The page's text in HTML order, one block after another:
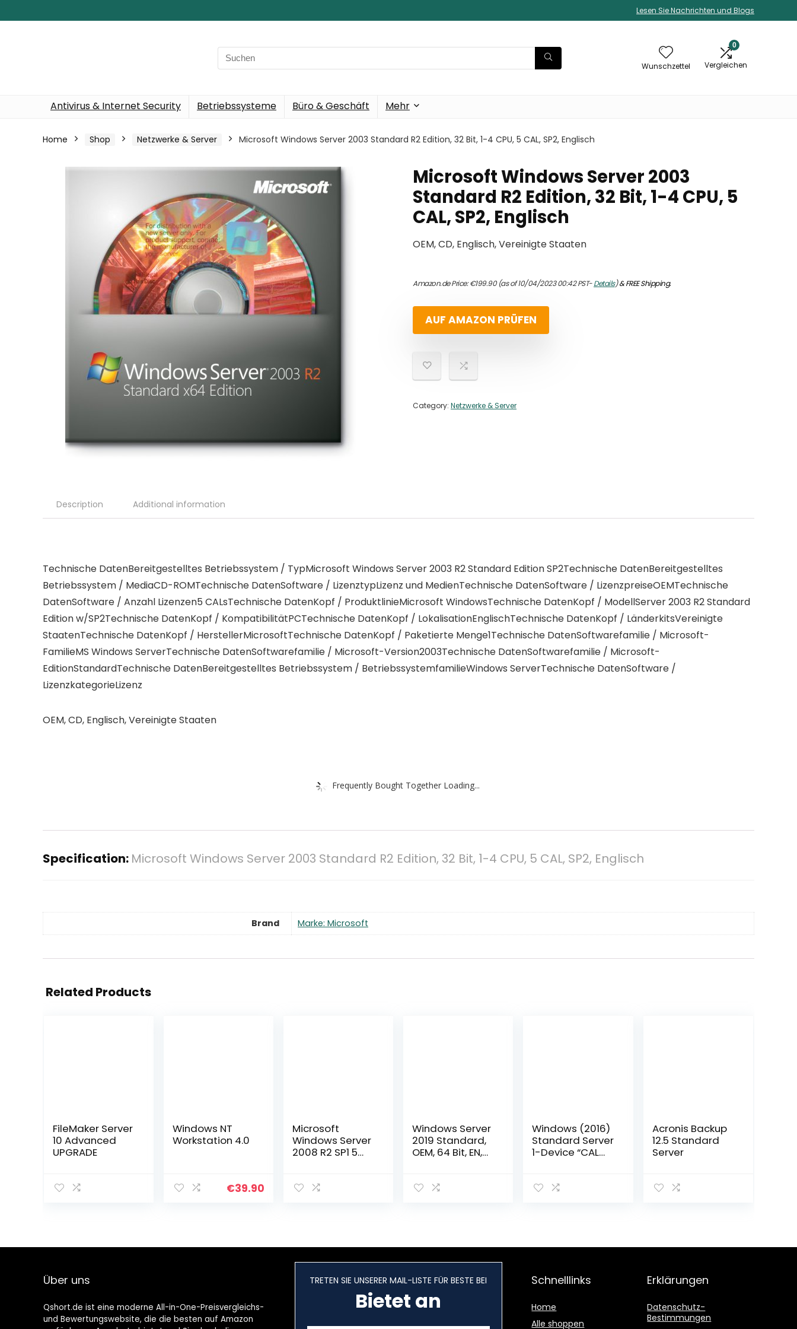
Lesen Sie Nachrichten und Blogs
Search
for:
Wunschzettel
0
Vergleichen
Antivirus & Internet Security Betriebssysteme Büro & Geschäft Mehr
Home Shop Netzwerke & Server Microsoft Windows Server 2003 Standard R2 Edition, 32 Bit, 1-4 CPU, 5 CAL, SP2, Englisch
Microsoft Windows Server 2003
Standard R2 Edition, 32 Bit, 1-4 CPU, 5
CAL, SP2, Englisch
OEM, CD, Englisch, Vereinigte Staaten
Amazon.de Price:€199.90(as of 10/04/2023 00:42 PST-Details)&FREE Shipping.
AUF AMAZON PRÜFEN
Category: Netzwerke & Server
Description Additional information
Technische DatenBereitgestelltes Betriebssystem / TypMicrosoft Windows Server 2003 R2 Standard Edition SP2Technische DatenBereitgestelltes
Betriebssystem / MediaCD-ROMTechnische DatenSoftware / LizenztypLizenz und MedienTechnische DatenSoftware / LizenzpreiseOEMTechnische
DatenSoftware / Anzahl Lizenzen5 CALsTechnische DatenKopf / ProduktlinieMicrosoft WindowsTechnische DatenKopf / ModellServer 2003 R2 Standard
Edition w/SP2Technische DatenKopf / KompatibilitätPCTechnische DatenKopf / LokalisationEnglischTechnische DatenKopf / LänderkitsVereinigte
StaatenTechnische DatenKopf / HerstellerMicrosoftTechnische DatenKopf / Paketierte Menge1Technische DatenSoftwarefamilie / Microsoft-
FamilieMS Windows ServerTechnische DatenSoftwarefamilie / Microsoft-Version2003Technische DatenSoftwarefamilie / Microsoft-
EditionStandardTechnische DatenBereitgestelltes Betriebssystem / BetriebssystemfamilieWindows ServerTechnische DatenSoftware /
LizenzkategorieLizenz
OEM, CD, Englisch, Vereinigte Staaten
Frequently Bought Together Loading...
Specification: Microsoft Windows Server 2003 Standard R2 Edition, 32 Bit, 1-4 CPU, 5 CAL, SP2, Englisch
Brand Marke: Microsoft
Related Products
FileMaker Server
10 Advanced
UPGRADE
Windows NT
Workstation 4.0
€39.90
Microsoft
Windows Server
2008 R2 SP1 5
Windows Server
2019 Standard,
OEM, 64 Bit, EN,
16core
Windows (2016)
Standard Server
1-Device “CAL
Server 1-Device
Acronis Backup
12.5 Standard
Server
Über uns
Qshort.de ist eine moderne All-in-One-Preisvergleichs-
und Bewertungswebsite, die die besten auf Amazon
TRETEN SIE UNSERER MAIL-LISTE FÜR BESTE BEI
Bietet an
Schnelllinks
Home
Alle shoppen
Erklärungen
Datenschutz-
Bestimmungen